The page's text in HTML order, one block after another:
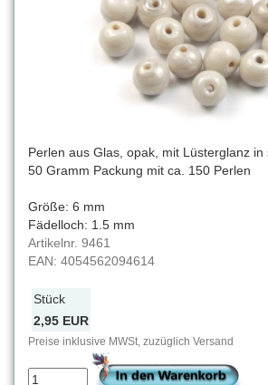
Perlen aus Glas, opak, mit Lüsterglanz in
50 Gramm Packung mit ca. 150 Perlen
Größe: 6 mm
Fädelloch: 1.5 mm
Artikelnr. 9461
EAN: 4054562094614
Stück
2,95 EUR
Preise inklusive MWSt, zuzüglich Versand